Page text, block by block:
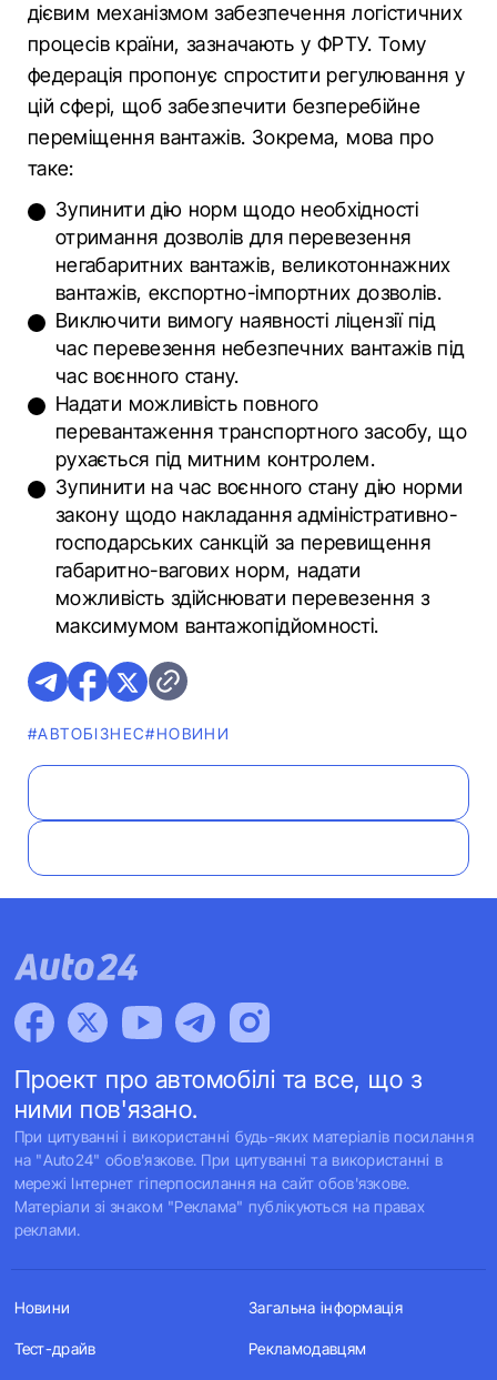
дієвим механізмом забезпечення логістичних
процесів країни, зазначають у ФРТУ. Тому
федерація пропонує спростити регулювання у
цій сфері, щоб забезпечити безперебійне
переміщення вантажів. Зокрема, мова про
таке:
Зупинити дію норм щодо необхідності
отримання дозволів для перевезення
негабаритних вантажів, великотоннажних
вантажів, експортно-імпортних дозволів.
Виключити вимогу наявності ліцензії під
час перевезення небезпечних вантажів під
час воєнного стану.
Надати можливість повного
перевантаження транспортного засобу, що
рухається під митним контролем.
Зупинити на час воєнного стану дію норми
закону щодо накладання адміністративно-
господарських санкцій за перевищення
габаритно-вагових норм, надати
можливість здійснювати перевезення з
максимумом вантажопідйомності.
#АВТОБІЗНЕС#НОВИНИ
Проект про автомобілі та все, що з
ними пов'язано.
При цитуванні і використанні будь-яких матеріалів посилання
на "Auto24" обов'язкове. При цитуванні та використанні в
мережі Інтернет гіперпосилання на сайт обов'язкове.
Матеріали зі знаком "Реклама" публікуються на правах
реклами.
Новини
Тест-драйв
Загальна інформація
Рекламодавцям